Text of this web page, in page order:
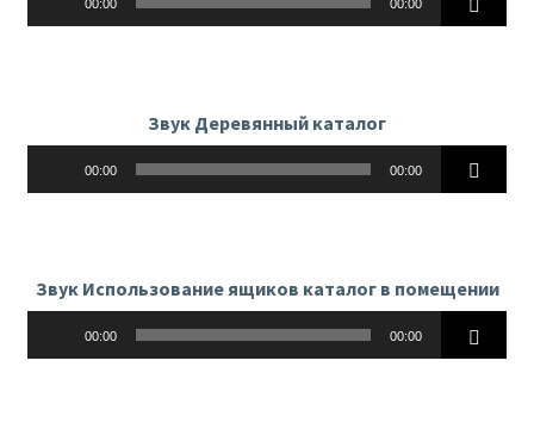
00:00 00:00
Звук Деревянный каталог
00:00 00:00
Звук Использование ящиков каталог в помещении
00:00 00:00